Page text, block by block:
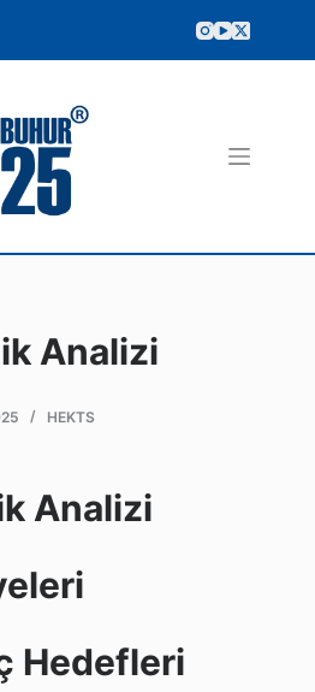
Analizi
HEKTS
Analizi
Hedefleri